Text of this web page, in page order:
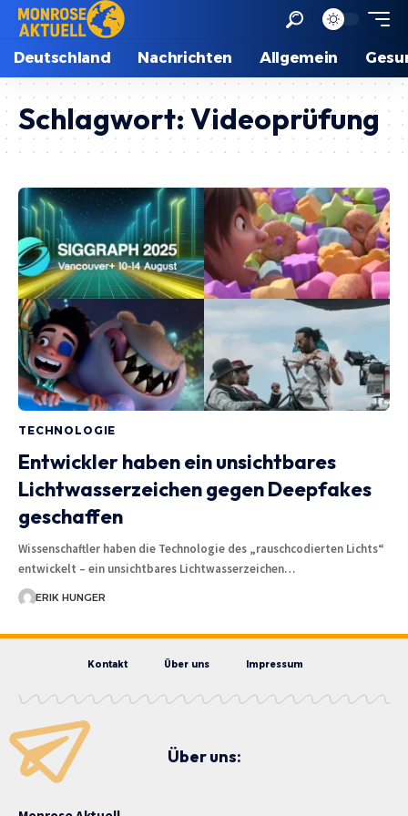
Deutschland Nachrichten Allgemein
Schlagwort:Videoprüfung
TECHNOLOGIE
Entwickler haben ein unsichtbares
Lichtwasserzeichen gegen Deepfakes
geschaffen
Wissenschaftler haben die Technologie des „rauschcodierten Lichts“
entwickelt – ein unsichtbares Lichtwasserzeichen…
ERIK HUNGER
Kontakt Über uns Impressum
Über uns: